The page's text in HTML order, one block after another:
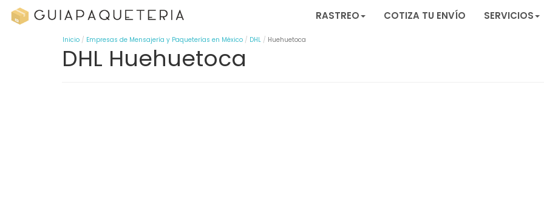
RASTREO COTIZA TU ENVÍO SERVICIOS
Inicio Empresas de Mensajería y Paqueterías en México DHL Huehuetoca
DHL Huehuetoca